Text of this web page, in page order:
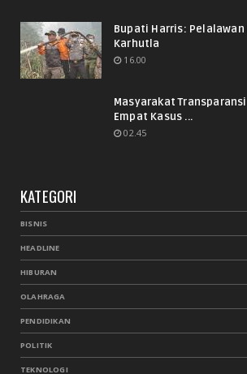
Bupati Harris: Pelalawan
Karhutla
16.00
Masyarakat
Empat Kasus ...
02.45
KATEGORI
BISNIS
HEADLINE
HIBURAN
OLAHRAGA
PENDIDIKAN
POLITIK
TEKNOLOGI